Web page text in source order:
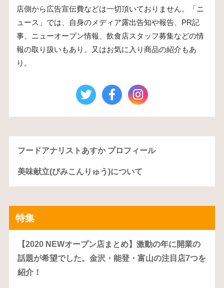
店側から広告宣伝費などは一切頂いておりません。「ニ
ュース」では、自身のメディア露出告知や報告、PR記
事、ニューオープン情報、飲食店スタッフ募集などの情
報の取り扱いもあり。又はお気に入り商品の紹介もあ
り。
フードアナリストあすか プロフィール
美味献立(びみこんりゅう)について
特集
【2020 NEWオープン店まとめ】激動の年に開業の
話題が希望でした。金沢・能登・富山の注目店7つを
紹介！